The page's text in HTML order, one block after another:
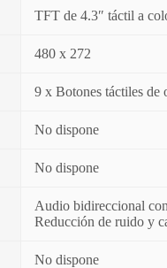
TFT de 4.3″ táctil a
480 x 272
9 x Botones táctiles de
No dispone
No dispone
Audio bidireccional
Reducción de ruido y
No dispone